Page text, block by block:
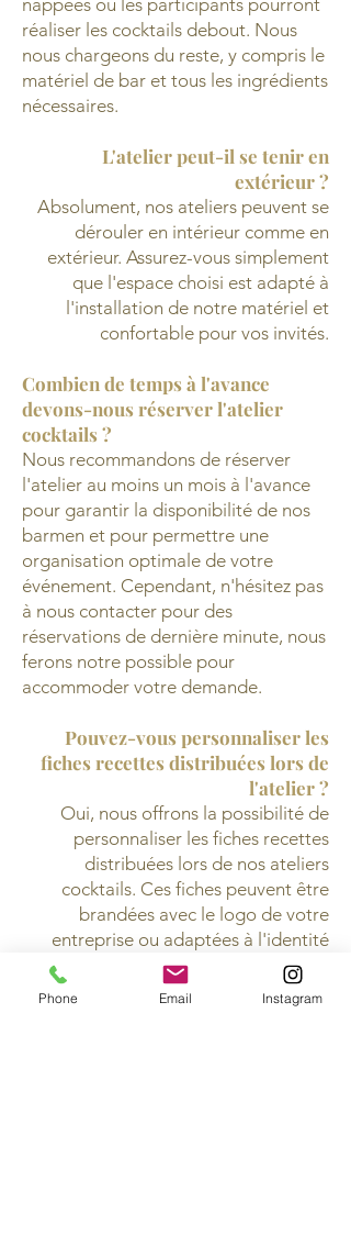
nappées où les participants pourront
réaliser les cocktails debout. Nous
nous chargeons du reste, y compris le
matériel de bar et tous les ingrédients
nécessaires.
L'atelier peut-il se tenir en
extérieur ?
Absolument, nos ateliers peuvent se
dérouler en intérieur comme en
extérieur. Assurez-vous simplement
que l'espace choisi est adapté à
l'installation de notre matériel et
confortable pour vos invités.
Combien de temps à l'avance
devons-nous réserver l'atelier
cocktails ?
Nous recommandons de réserver
l'atelier au moins un mois à l'avance
pour garantir la disponibilité de nos
barmen et pour permettre une
organisation optimale de votre
événement. Cependant, n'hésitez pas
à nous contacter pour des
réservations de dernière minute, nous
ferons notre possible pour
accommoder votre demande.
Pouvez-vous personnaliser les
fiches recettes distribuées lors de
l'atelier ?
Oui, nous offrons la possibilité de
personnaliser les fiches recettes
distribuées lors de nos ateliers
cocktails. Ces fiches peuvent être
brandées avec le logo de votre
entreprise ou adaptées à l'identité
visuelle de votre événement. Cela
ajoute une touche personnelle et
Phone Email Instagram